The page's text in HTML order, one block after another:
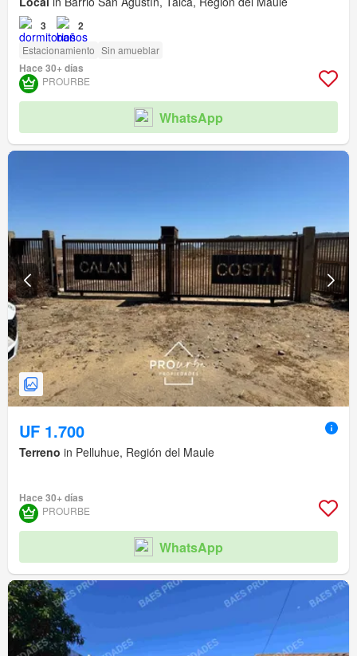
3 2
Estacionamiento Sin amueblar
Hace 30+ días
PROURBE
WhatsApp
UF 1.700
Terreno in Pelluhue, Región del Maule
Hace 30+ días
PROURBE
WhatsApp